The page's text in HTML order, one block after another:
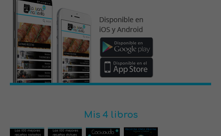
Mis 4 libros